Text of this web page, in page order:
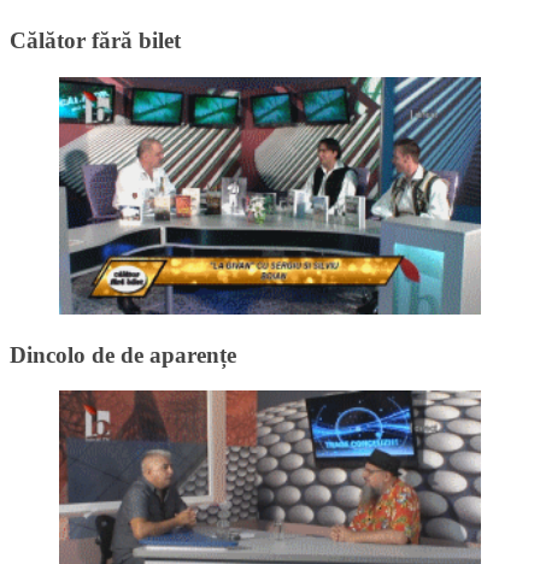
Călător fără bilet
Dincolo de de aparențe